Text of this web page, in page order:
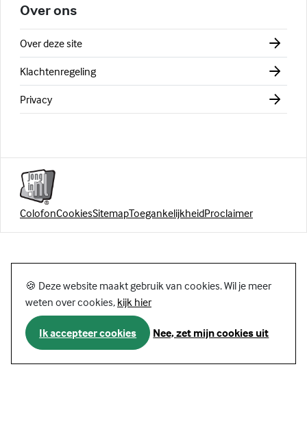
Over ons
Over deze site
Klachtenregeling
Privacy
ColofonCookiesSitemapToegankelijkheidProclaimer
🍪 Deze website maakt gebruik van cookies. Wil je meer
weten over cookies, kijk hier
Ik accepteer cookies Nee, zet mijn cookies uit